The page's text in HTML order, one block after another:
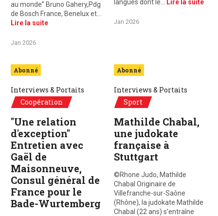
au monde” Bruno Gahery,Pdg
de Bosch France, Benelux et…
Lire la suite
Jan 2026
langues dont le…
Lire la suite
Jan 2026
Abonné
Interviews & Portaits
Coopération
"Une relation
d'exception"
Entretien avec
Gaël de
Maisonneuve,
Consul général de
France pour le
Bade-Wurtemberg
Abonné
Interviews & Portaits
Sport
Mathilde Chabal,
une judokate
française à
Stuttgart
©Rhone Judo, Mathilde
Chabal Originaire de
Villefranche-sur-Saône
(Rhône), la judokate Mathilde
Chabal (22 ans) s’entraîne